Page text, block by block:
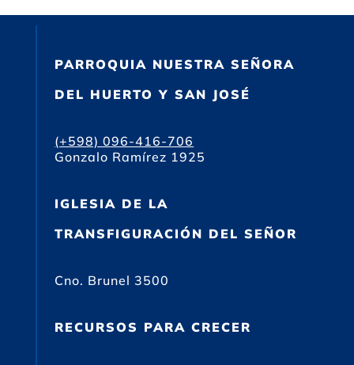
PARROQUIA NUESTRA SEÑORA
DEL HUERTO Y SAN JOSÉ
(+598) 096-416-706
Gonzalo Ramírez 1925
IGLESIA DE LA
TRANSFIGURACIÓN DEL SEÑOR
Cno. Brunel 3500
RECURSOS PARA CRECER